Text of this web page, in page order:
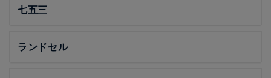
七五三
ランドセル